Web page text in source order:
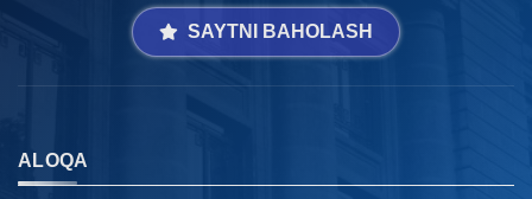
SAYTNI BAHOLASH
ALOQA